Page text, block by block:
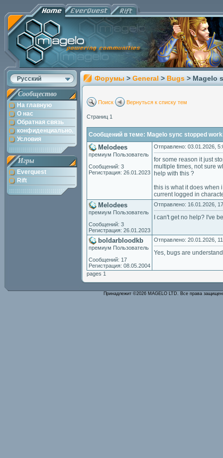
Русский
Сообщество
На главную
О нас
Обратная связь
конфиденциально.
Условия
Игры
Everquest
Rift
Форумы > General > Bugs > Magelo
Поиск Вернуться к списку тем
Страниц 1
Сообщений в теме: Magelo sync stopped
Melodees
премиум Пользователь
Сообщений: 3
Регистрация: 26.01.2023
Отправлено: 03.01.2026,
for some reason it just
multiple times, not sure
help with this ?
this is what it does when
current logged in
Melodees
премиум Пользователь
Сообщений: 3
Регистрация: 26.01.2023
Отправлено: 16.01.2026,
I can't get no help? I've
boldarbloodkb
премиум Пользователь
Сообщений: 17
Регистрация: 08.05.2004
Отправлено: 20.01.2026,
Yes, bugs are
pages 1
Принадлежит ©2026 MAGELO LTD. Все права